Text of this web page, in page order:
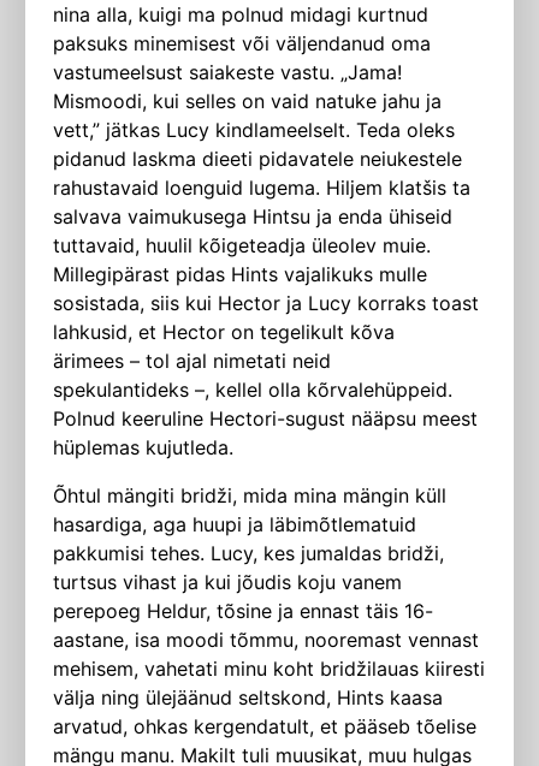
nina alla, kuigi ma polnud midagi kurtnud
paksuks minemisest või väljendanud oma
vastumeelsust saiakeste vastu. „Jama!
Mismoodi, kui selles on vaid natuke jahu ja
vett,” jätkas Lucy kindlameelselt. Teda oleks
pidanud laskma dieeti pidavatele neiukestele
rahustavaid loenguid lugema. Hiljem klatšis ta
salvava vaimukusega Hintsu ja enda ühiseid
tuttavaid, huulil kõigeteadja üleolev muie.
Millegipärast pidas Hints vajalikuks mulle
sosistada, siis kui Hector ja Lucy korraks toast
lahkusid, et Hector on tegelikult kõva
ärimees – tol ajal nimetati neid
spekulantideks –, kellel olla kõrvalehüppeid.
Polnud keeru­line Hectori-sugust nääpsu meest
hüplemas kujutleda.
Õhtul mängiti bridži, mida mina mängin küll
hasardiga, aga huupi ja läbimõtlematuid
pakkumisi tehes. Lucy, kes jumaldas bridži,
turtsus vihast ja kui jõudis koju vanem
perepoeg Heldur, tõsine ja ennast täis 16-
aastane, isa moodi tõmmu, nooremast vennast
mehisem, vahetati minu koht bridžilauas kii­resti
välja ning ülejäänud seltskond, Hints kaasa
arvatud, ohkas kergendatult, et pääseb tõelise
mängu manu. Makilt tuli muusikat, muu hulgas